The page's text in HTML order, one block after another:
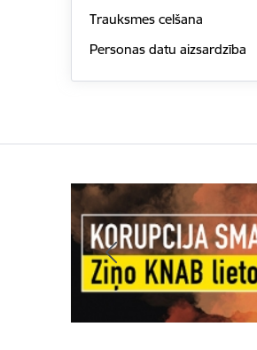
Trauksmes celšana
Personas datu aizsardzība